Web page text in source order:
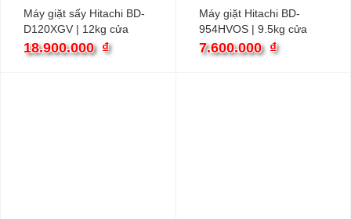
Máy giặt sấy Hitachi BD-
D120XGV | 12kg cửa
ngang inverter
18.900.000 ₫
Máy giặt Hitachi BD-
954HVOS | 9.5kg cửa
ngang inverter
7.600.000 ₫